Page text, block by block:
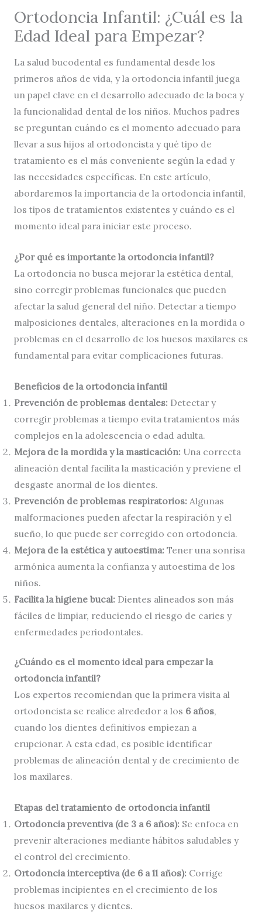
Ortodoncia Infantil: ¿Cuál es la
Edad Ideal para Empezar?
La salud bucodental es fundamental desde los
primeros años de vida, y la ortodoncia infantil juega
un papel clave en el desarrollo adecuado de la boca y
la funcionalidad dental de los niños. Muchos padres
se preguntan cuándo es el momento adecuado para
llevar a sus hijos al ortodoncista y qué tipo de
tratamiento es el más conveniente según la edad y
las necesidades específicas. En este artículo,
abordaremos la importancia de la ortodoncia infantil,
los tipos de tratamientos existentes y cuándo es el
momento ideal para iniciar este proceso.
¿Por qué es importante la ortodoncia infantil?
La ortodoncia no busca mejorar la estética dental,
sino corregir problemas funcionales que pueden
afectar la salud general del niño. Detectar a tiempo
malposiciones dentales, alteraciones en la mordida o
problemas en el desarrollo de los huesos maxilares es
fundamental para evitar complicaciones futuras.
Beneficios de la ortodoncia infantil
Prevención de problemas dentales: Detectar y
corregir problemas a tiempo evita tratamientos más
complejos en la adolescencia o edad adulta.
Mejora de la mordida y la masticación: Una correcta
alineación dental facilita la masticación y previene el
desgaste anormal de los dientes.
Prevención de problemas respiratorios: Algunas
malformaciones pueden afectar la respiración y el
sueño, lo que puede ser corregido con ortodoncia.
Mejora de la estética y autoestima: Tener una sonrisa
armónica aumenta la confianza y autoestima de los
niños.
Facilita la higiene bucal: Dientes alineados son más
fáciles de limpiar, reduciendo el riesgo de caries y
enfermedades periodontales.
¿Cuándo es el momento ideal para empezar la
ortodoncia infantil?
Los expertos recomiendan que la primera visita al
ortodoncista se realice alrededor a los 6 años,
cuando los dientes definitivos empiezan a
erupcionar. A esta edad, es posible identificar
problemas de alineación dental y de crecimiento de
los maxilares.
Etapas del tratamiento de ortodoncia infantil
Ortodoncia preventiva (de 3 a 6 años): Se enfoca en
prevenir alteraciones mediante hábitos saludables y
el control del crecimiento.
Ortodoncia interceptiva (de 6 a 11 años): Corrige
problemas incipientes en el crecimiento de los
huesos maxilares y dientes.